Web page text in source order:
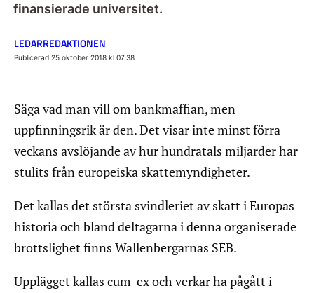
finansierade universitet.
LEDARREDAKTIONEN
Publicerad 25 oktober 2018 kl 07.38
Säga vad man vill om bankmaffian, men
uppfinningsrik är den. Det visar inte minst förra
veckans avslöjande av hur hundratals miljarder har
stulits från europeiska skattemyndigheter.
Det kallas det största svindleriet av skatt i Europas
historia och bland deltagarna i denna organiserade
brottslighet finns Wallenbergarnas SEB.
Upplägget kallas cum-ex och verkar ha pågått i